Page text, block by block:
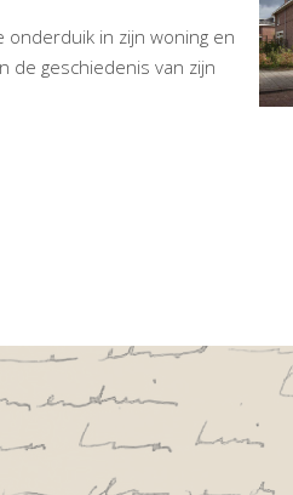
in zijn woning en
de geschiedenis van zijn